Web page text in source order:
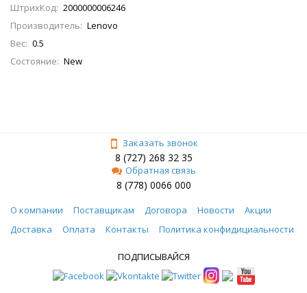
ШтрихКод: 2000000006246
Производитель: Lenovo
Вес: 0.5
Состояние: New
Заказать звонок
8 (727) 268 32 35
Обратная связь
8 (778) 0066 000
О компании Поставщикам Договора Новости
Акции
Доставка
Оплата Контакты Политика конфидициальности
ПОДПИСЫВАЙСЯ